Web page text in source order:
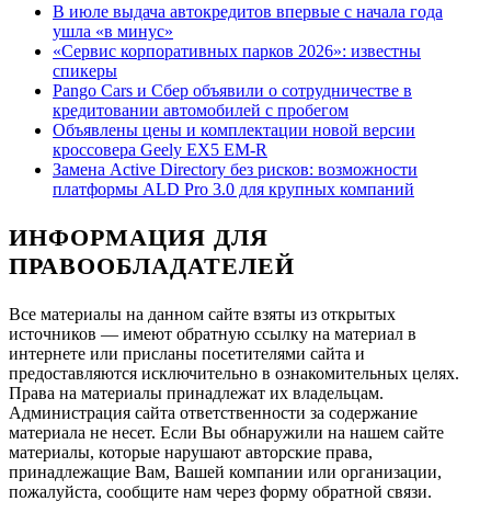
В июле выдача автокредитов впервые с начала года
ушла «в минус»
«Сервис корпоративных парков 2026»: известны
спикеры
Pango Cars и Сбер объявили о сотрудничестве в
кредитовании автомобилей с пробегом
Объявлены цены и комплектации новой версии
кроссовера Geely EX5 EM-R
Замена Active Directory без рисков: возможности
платформы ALD Pro 3.0 для крупных компаний
ИНФОРМАЦИЯ ДЛЯ
ПРАВООБЛАДАТЕЛЕЙ
Все материалы на данном сайте взяты из открытых
источников — имеют обратную ссылку на материал в
интернете или присланы посетителями сайта и
предоставляются исключительно в ознакомительных целях.
Права на материалы принадлежат их владельцам.
Администрация сайта ответственности за содержание
материала не несет. Если Вы обнаружили на нашем сайте
материалы, которые нарушают авторские права,
принадлежащие Вам, Вашей компании или организации,
пожалуйста, сообщите нам через форму обратной связи.